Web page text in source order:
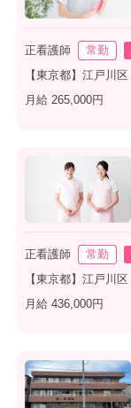
正看護師 常勤
【東京都】江戸川区
月給 265,000円
正看護師 常勤
【東京都】江戸川区
月給 436,000円